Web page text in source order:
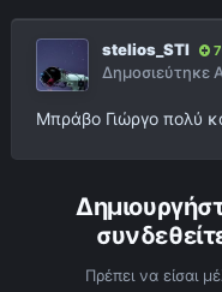
stelios_STI
Δημοσιεύτηκε
Μπράβο Γιώργο πολύ
Πρέπει να είσαι